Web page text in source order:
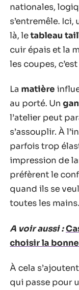
nationales,
s’entremêle.
là, letableau
cuir épais et la
les coupes,
La matière
au porté. Un
l’atelier peut
s’assouplir. À
parfois trop
impression de
préfèrent le
quand ils se
toutes les mains.
A voir aussi :
choisir la
À cela
qui passe pour